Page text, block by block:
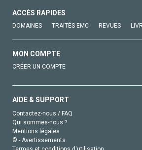
ACCÈS RAPIDES
DOMAINES TRAITÉS EMC REVUES
MON COMPTE
CRÉER UN COMPTE
AIDE & SUPPORT
Contactez-nous / FAQ
Qui sommes-nous ?
Mentions légales
© - Avertissements